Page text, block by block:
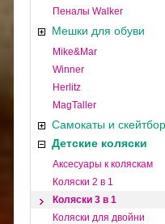
Пеналы Walker
Мешки для обуви
Mike&Mar
Winner
Herlitz
MagTaller
Самокаты и
Детские коляски
Аксесуары к коляскам
Коляски 2 в 1
Коляски 3 в 1
Коляски для двойни